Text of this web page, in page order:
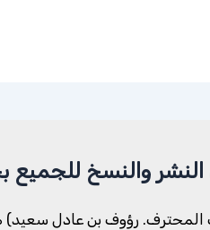
والنسخ للجميع
رؤوف بن عادل سعيد) هو